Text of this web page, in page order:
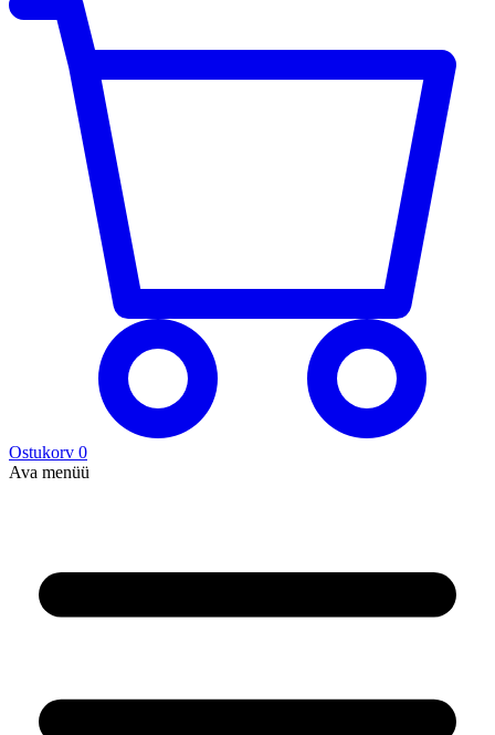
Ostukorv 0
Ava menüü